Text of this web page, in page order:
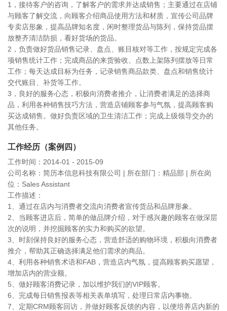
1，接待客户的咨询，了解客户的需求并达成销售；主要通过在店铺
与顾客了解交流，向顾客介绍商品使用方法和材质，宣传公司品牌
专卖店形象，提高品牌知名度，闲时整理货品与陈列，保持货品摆
放整齐清洁防损，看好货场的货品。
2，负责做好货品销售记录、盘点、账目核对等工作，按规定完成各
项销售统计工作；完成商品的来货验收、点数上架陈列摆放等日常
工作；每天达成目标为任务，记录销售商品款类、盘点和销售统计
交代账目、补货等工作。
3，良好的服务心态，积极向消费者推介，让消费者满足的选择商
品，利用各种销售技巧方法，营造店铺顾客参与气氛，提高顾客购
买达成销售。做好负责区域的卫生清洁工作；完成上级领导交办的
其他任务。
工作经历（案例四）
工作时间：2014-01 - 2015-09
公司名称：简历本信息科技有限公司 | 所在部门：精品部 | 所在岗
位：Sales Assistant
工作描述：
1、通过在店内与消费者交流向消费者宣传货品和品牌形象。
2、当顾客进店后，简单的做品牌介绍，对于感兴趣的顾客在做深层
次的说明，并挖掘顾客的实力和购买的欲望。
3、时刻保持良好的服务心态，营造舒适的购物环境，积极向消费者
推介，帮助其正确选择满足他们需求的商品。
4、利用各种销售术语和FAB，营造店内气氛，提高顾客购买愿望，
增加店内的营业额。
5、做好顾客消费记录，加以维护我们的VIP顾客。
6、完成每日销售报表等相关表单填写，处理日常店内事物。
7、定期CRM顾客回访，并做好顾客反馈的内容，以便培养店内新的